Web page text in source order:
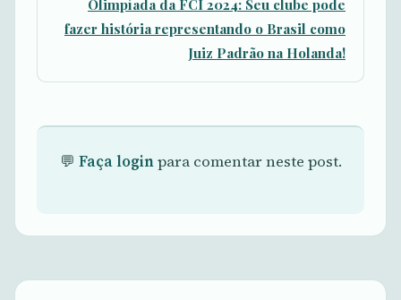
Olimpíada da FCI 2024: Seu clube pode
fazer história representando o Brasil como
Juiz Padrão na Holanda!
💬 Faça loginpara comentar neste post.